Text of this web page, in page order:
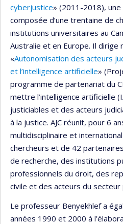
cyberjustice» (2011-2018),
composée d’une trentaine de
institutions universitaires au
Australie et en Europe. Il dirige
«Autonomisation des acteurs
et l’intelligence artificielle»
programme de partenariat du
mettre l’intelligence artificielle
justiciables et des acteurs
à la justice. AJC réunit, pour 6
multidisciplinaire et
chercheurs et de 42
de recherche, des institutions
professionnels du droit, des
civile et des acteurs du secteur
Le professeur Benyekhlef a
années 1990 et 2000 à